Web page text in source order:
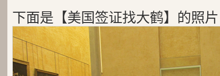
下面是【美国签证找大鹤】的照片